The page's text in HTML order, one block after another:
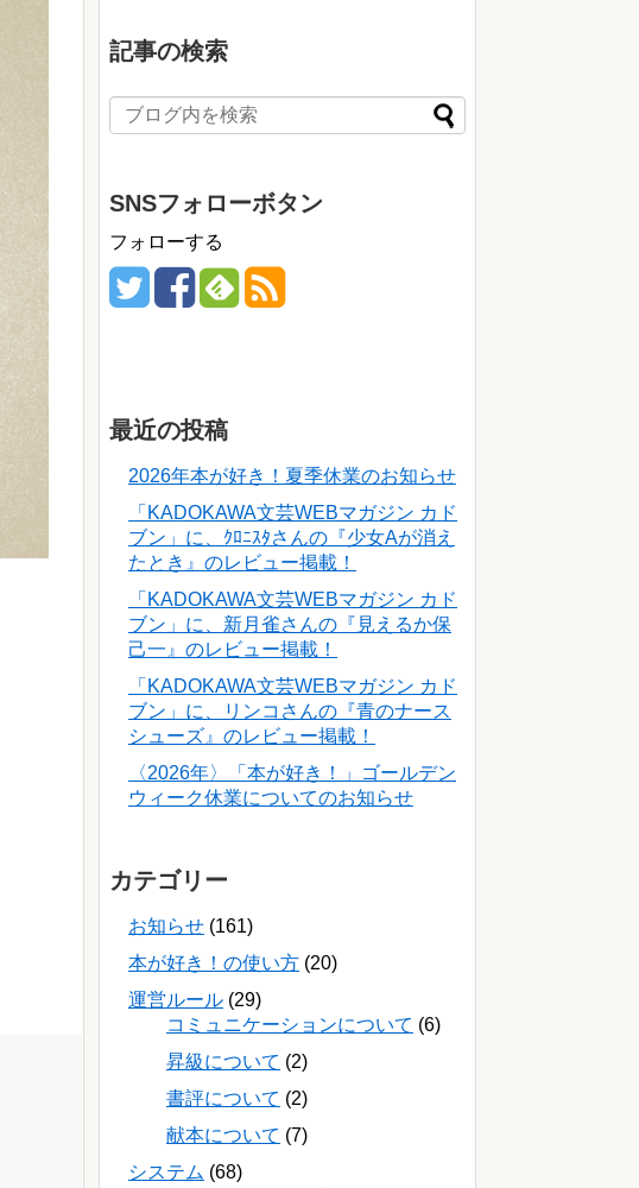
記事の検索
SNSフォローボタン
フォローする
最近の投稿
2026年本が好き！夏季休業のお知らせ
「KADOKAWA文芸WEBマガジン カド
ブン」に、ｸﾛﾆｽﾀさんの『少女Aが消え
たとき』のレビュー掲載！
「KADOKAWA文芸WEBマガジン カド
ブン」に、新月雀さんの『見えるか保
己一』のレビュー掲載！
「KADOKAWA文芸WEBマガジン カド
ブン」に、リンコさんの『青のナース
シューズ』のレビュー掲載！
〈2026年〉「本が好き！」ゴールデン
ウィーク休業についてのお知らせ
カテゴリー
お知らせ (161)
本が好き！の使い方 (20)
運営ルール (29)
コミュニケーションについて (6)
昇級について (2)
書評について (2)
献本について (7)
システム (68)